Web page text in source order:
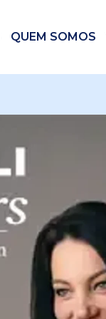
QUEM SOMOS